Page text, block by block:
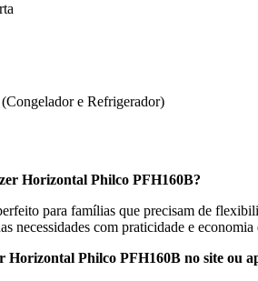
e Refrigerador)
Horizontal Philco PFH160B?
para famílias que precisam de
necessidades com praticidade e economia
Horizontal Philco PFH160B no site ou